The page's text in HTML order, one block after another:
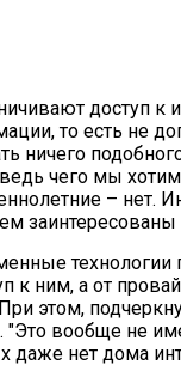
доступ
то есть не
ничего
чего мы
– нет.
заинтересованы
к ним, а от
этом,
вообще не
нет дома